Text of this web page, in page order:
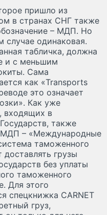
пришло из
в странах СНГ также
– МДП. Но
случае одинаковая.
табличка, должна
и с меньшим
Сама
как «Transports
это означает
Как уже
входящих в
также
МДП – «Международные
таможенного
доставлять грузы
без уплаты
таможенного
Для этого
спецкнижка CARNET
груз,